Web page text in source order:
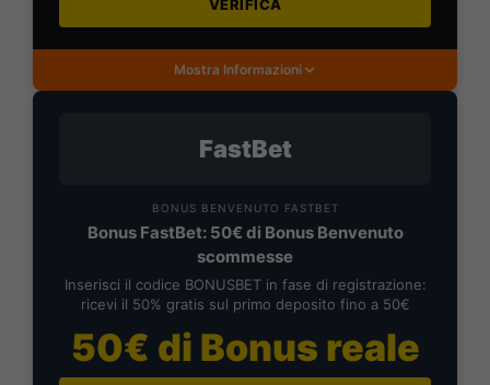
VERIFICA
Mostra Informazioni
FastBet
BONUS BENVENUTO FASTBET
Bonus FastBet: 50€ di Bonus Benvenuto
scommesse
Inserisci il codice BONUSBET in fase di registrazione:
ricevi il 50% gratis sul primo deposito fino a 50€
50€ di Bonus reale